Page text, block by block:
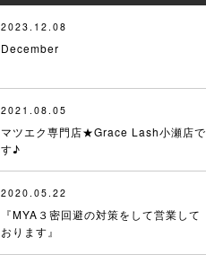
2023.12.08
December
2021.08.05
マツエク専門店★Grace Lash小瀬店で
す♪
2020.05.22
『MYA３密回避の対策をして営業して
おります』